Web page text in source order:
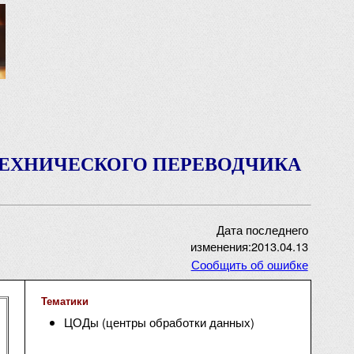
ПЕРЕВОДЧИКА
Дата последнего
изменения:2013.04.13
Сообщить об ошибке
Тематики
ЦОДы (центры обработки данных)